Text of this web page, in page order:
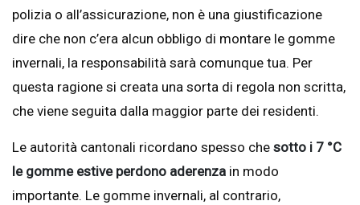
polizia o all’assicurazione, non è una giustificazione
dire che non c’era alcun obbligo di montare le gomme
invernali, la responsabilità sarà comunque tua. Per
questa ragione si creata una sorta di regola non scritta,
che viene seguita dalla maggior parte dei residenti.
Le autorità cantonali ricordano spesso che sotto i 7 °C
le gomme estive perdono aderenza in modo
importante. Le gomme invernali, al contrario,